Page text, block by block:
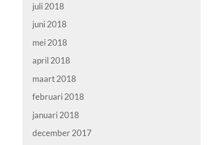
juli 2018
juni 2018
mei 2018
april 2018
maart 2018
februari 2018
januari 2018
december 2017